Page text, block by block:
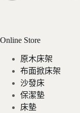
Online Store
原木床架
布面掀床架
沙發床
保潔墊
床墊